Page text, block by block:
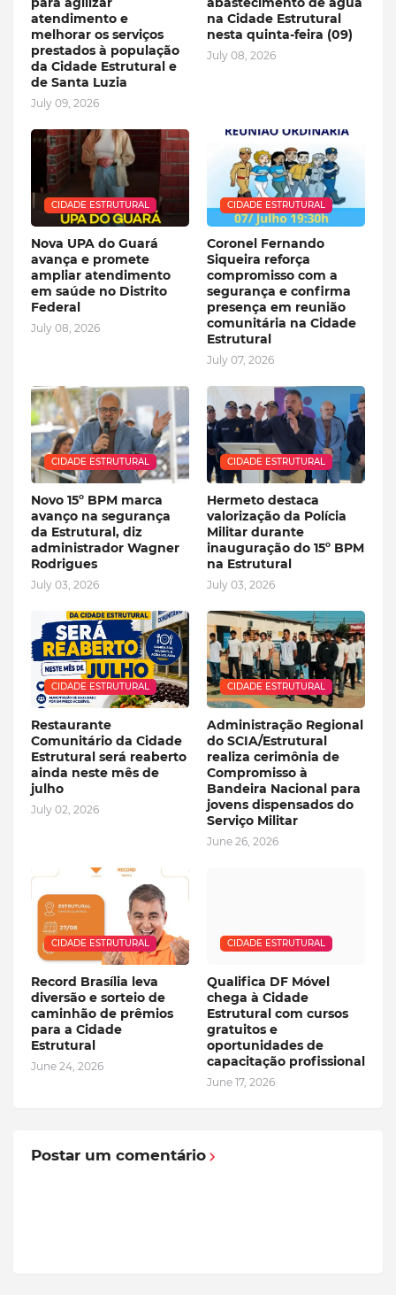
atendimento e
melhorar os serviços
prestados à população
da Cidade Estrutural e
de Santa Luzia
July 09, 2026
na Cidade Estrutural
nesta quinta-feira (09)
July 08, 2026
CIDADE ESTRUTURAL
Nova UPA do Guará
avança e promete
ampliar atendimento
em saúde no Distrito
Federal
July 08, 2026
CIDADE ESTRUTURAL
Coronel Fernando
Siqueira reforça
compromisso com a
segurança e confirma
presença em reunião
comunitária na Cidade
Estrutural
July 07, 2026
CIDADE ESTRUTURAL
Novo 15º BPM marca
avanço na segurança
da Estrutural, diz
administrador Wagner
Rodrigues
July 03, 2026
CIDADE ESTRUTURAL
Hermeto destaca
valorização da Polícia
Militar durante
inauguração do 15º BPM
na Estrutural
July 03, 2026
CIDADE ESTRUTURAL
Restaurante
Comunitário da Cidade
Estrutural será reaberto
ainda neste mês de
julho
July 02, 2026
CIDADE ESTRUTURAL
Administração Regional
do SCIA/Estrutural
realiza cerimônia de
Compromisso à
Bandeira Nacional para
jovens dispensados do
Serviço Militar
June 26, 2026
CIDADE ESTRUTURAL
Record Brasília leva
diversão e sorteio de
caminhão de prêmios
para a Cidade
Estrutural
June 24, 2026
CIDADE ESTRUTURAL
Qualifica DF Móvel
chega à Cidade
Estrutural com cursos
gratuitos e
oportunidades de
capacitação profissional
June 17, 2026
Postar um comentário